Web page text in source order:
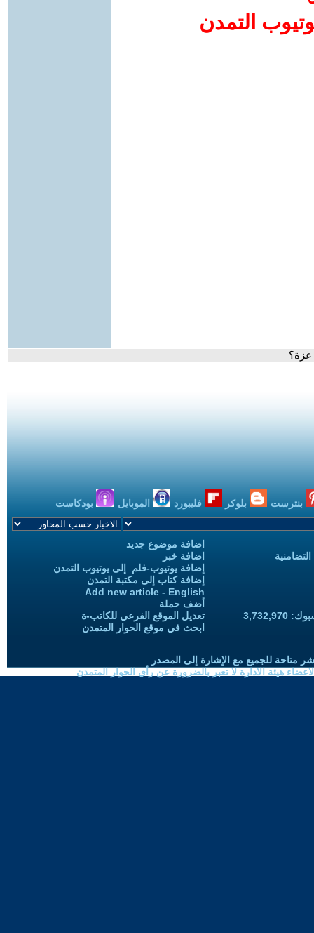
التمدن
غزة؟
بنترست بلوكر فليبورد الموبايل بودكاست
اضافة موضوع جديد
اضافة خبر
إضافة يوتيوب-فلم إلى يوتيوب التمدن
إضافة كتاب إلى مكتبة التمدن
Add new article - English
أضف حملة
تعديل الموقع الفرعي للكاتب-ة
ابحث في موقع الحوار المتمدن
متاحة للجميع مع الإشارة إلى المصدر
هيئة الادارة لا تعبر بالضرورة عن رأي الحوار المتمدن